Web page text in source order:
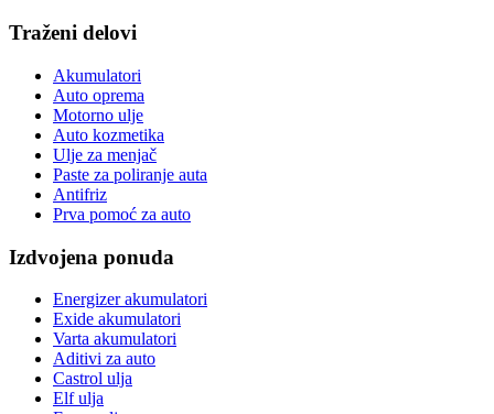
Traženi delovi
Akumulatori
Auto oprema
Motorno ulje
Auto kozmetika
Ulje za menjač
Paste za poliranje auta
Antifriz
Prva pomoć za auto
Izdvojena ponuda
Energizer akumulatori
Exide akumulatori
Varta akumulatori
Aditivi za auto
Castrol ulja
Elf ulja